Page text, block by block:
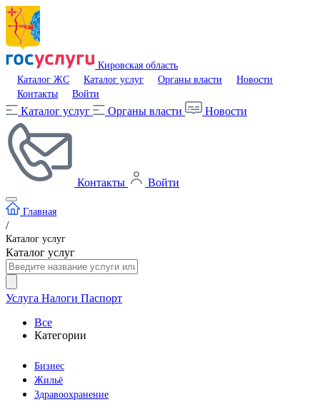
Кировская область
Каталог ЖС
Каталог услуг Органы власти
Новости
Контакты
Войти
Каталог услуг Органы власти Новости
Контакты Войти
Главная
/
Каталог услуг
Каталог услуг
Услуга Налоги Паспорт
Все
Категории
Бизнес
Жильё
Здравоохранение